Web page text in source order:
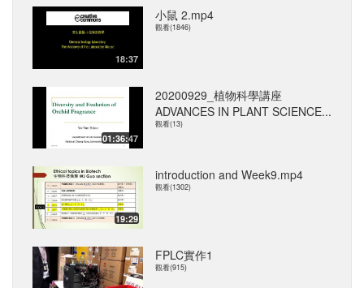
18:37
小鼠 2.mp4
觀看(1846)
01:36:47
20200929_植物科學講座
ADVANCES IN PLANT SCIENCE...
觀看(13)
19:29
introduction and Week9.mp4
觀看(1302)
FPLC實作1
觀看(915)